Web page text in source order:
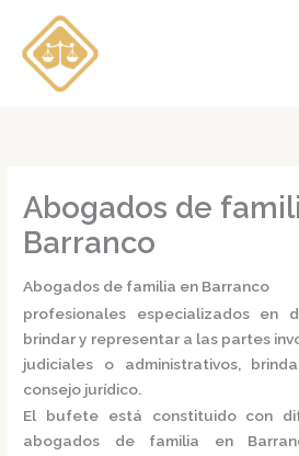
contenido
Abogados de
Barranco
Abogados de familia en Barranco
profesionales especializados en
brindar y representar a las partes
judiciales o administrativos,
consejo jurídico.
El bufete está constituido con
abogados de familia en